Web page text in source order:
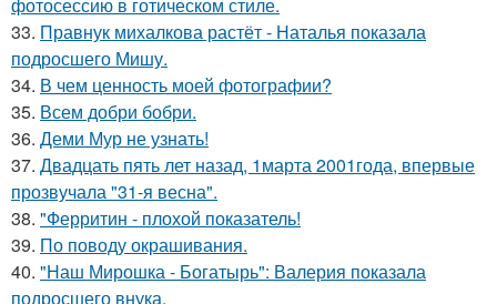
33. Правнук михалкова растёт - Наталья показала
подросшего Мишу.
34. В чем ценность моей фотографии?
35. Всем добри бобри.
36. Деми Мур не узнать!
37. Двадцать пять лет назад, 1марта 2001года, впервые
прозвучала "31-я весна".
38. "Ферритин - плохой показатель!
39. По поводу окрашивания.
40. "Наш Мирошка - Богатырь": Валерия показала
подросшего внука.